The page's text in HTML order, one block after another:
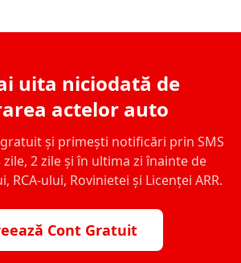
uita niciodată de
actelor auto
și primești notificări prin SMS
zile, 2 zile și în ultima zi înainte de
RCA-ului, Rovinietei și Licenței ARR.
Cont Gratuit